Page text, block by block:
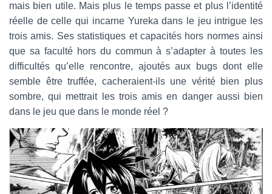
mais bien utile. Mais plus le temps passe et plus l’identité
réelle de celle qui incarne Yureka dans le jeu intrigue les
trois amis. Ses statistiques et capacités hors normes ainsi
que sa faculté hors du commun à s’adapter à toutes les
difficultés qu’elle rencontre, ajoutés aux bugs dont elle
semble être truffée, cacheraient-ils une vérité bien plus
sombre, qui mettrait les trois amis en danger aussi bien
dans le jeu que dans le monde réel ?